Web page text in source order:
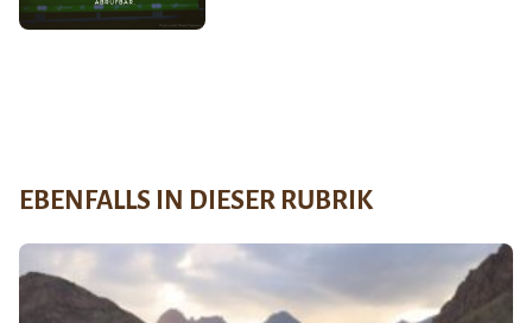
EBENFALLS IN DIESER RUBRIK